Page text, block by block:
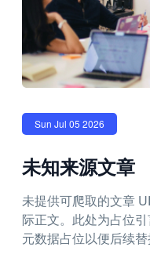
Sun Jul 05 2026
未知来源文章
未提供可爬取的文章
际正文。此处为占位
元数据占位以便后续替